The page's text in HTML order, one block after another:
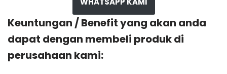
Keuntungan / Benefit yang akan anda
dapat dengan membeli produk di
perusahaan kami: